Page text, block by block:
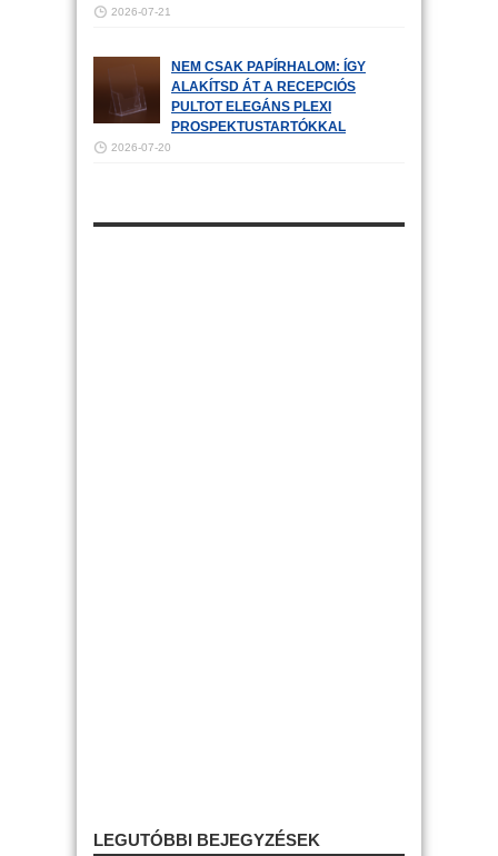
2026-07-21
NEM CSAK PAPÍRHALOM: ÍGY
ALAKÍTSD ÁT A RECEPCIÓS
PULTOT ELEGÁNS PLEXI
PROSPEKTUSTARTÓKKAL
2026-07-20
LEGUTÓBBI BEJEGYZÉSEK